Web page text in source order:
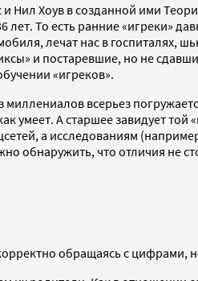
Нил Хоув в созданной ими
лет. То есть ранние «игреки»
лечат нас в госпиталях,
и постаревшие, но не
«игреков».
миллениалов всерьез
умеет. А старшее завидует
а исследованиям
обнаружить, что отличия не
обращаясь с цифрами,